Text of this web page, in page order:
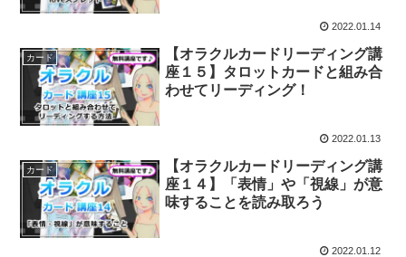
2022.01.14
カード
【オラクルカードリーディング講
座１５】タロットカードと組み合
わせてリーディング！
2022.01.13
カード
【オラクルカードリーディング講
座１４】「表情」や「視線」が意
味することを読み取ろう
2022.01.12